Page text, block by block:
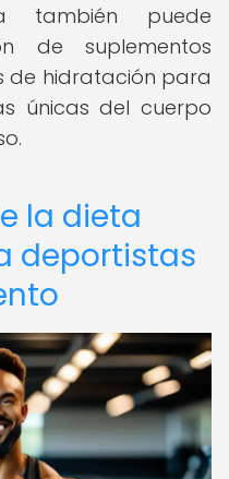
también puede
de suplementos
de hidratación para
únicas del cuerpo
la dieta
deportistas